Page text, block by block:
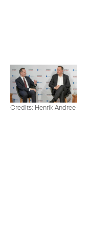
Credits: Henrik Andree